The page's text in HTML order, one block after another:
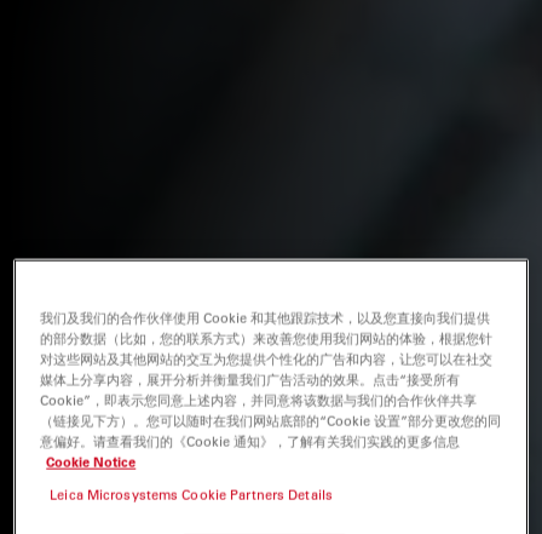
我们及我们的合作伙伴使用 Cookie 和其他跟踪技术，以及您直接向我们提供
的部分数据（比如，您的联系方式）来改善您使用我们网站的体验，根据您针
对这些网站及其他网站的交互为您提供个性化的广告和内容，让您可以在社交
媒体上分享内容，展开分析并衡量我们广告活动的效果。点击“接受所有
Cookie”，即表示您同意上述内容，并同意将该数据与我们的合作伙伴共享
（链接见下方）。您可以随时在我们网站底部的“Cookie 设置”部分更改您的同
意偏好。请查看我们的《Cookie 通知》，了解有关我们实践的更多信息
Cookie Notice
Leica Microsystems Cookie Partners Details